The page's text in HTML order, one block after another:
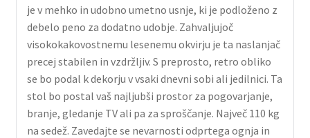
je v mehko in udobno umetno usnje, ki je podloženo z
debelo peno za dodatno udobje. Zahvaljujoč
visokokakovostnemu lesenemu okvirju je ta naslanjač
precej stabilen in vzdržljiv. S preprosto, retro obliko
se bo podal k dekorju v vsaki dnevni sobi ali jedilnici. Ta
stol bo postal vaš najljubši prostor za pogovarjanje,
branje, gledanje TV ali pa za sproščanje. Največ 110 kg
na sedež. Zavedajte se nevarnosti odprtega ognja in